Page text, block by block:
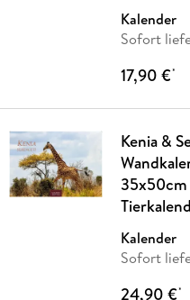
Kalender
Sofort
17,90 €*
Kenia &
Kalender
Sofort
24,90 €*